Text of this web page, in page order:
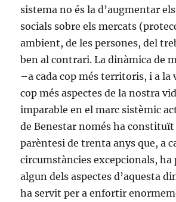
sistema no és la d’augmentar
socials sobre els mercats
ambient, de les persones, del
ben al contrari. La dinàmica de
–a cada cop més territoris, i a la
cop més aspectes de la nostra
imparable en el marc sistèmic
de Benestar només ha
parèntesi de trenta anys que, a
circumstàncies excepcionals, ha
algun dels aspectes d’aquesta
ha servit per a enfortir